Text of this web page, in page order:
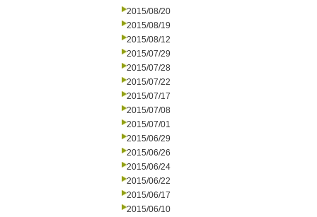
2015/08/20
2015/08/19
2015/08/12
2015/07/29
2015/07/28
2015/07/22
2015/07/17
2015/07/08
2015/07/01
2015/06/29
2015/06/26
2015/06/24
2015/06/22
2015/06/17
2015/06/10